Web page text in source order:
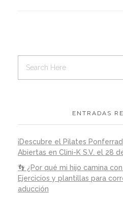
ENTRADAS
¡Descubre el Pilates
Abiertas en Clini-K S.V. el 28
👣 ¿Por qué mi hijo camina
Ejercicios y plantillas para
aducción